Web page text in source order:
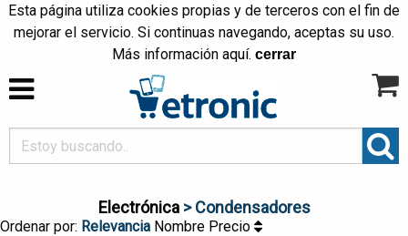
Esta página utiliza cookies propias y de terceros con el fin de
mejorar el servicio. Si continuas navegando, aceptas su uso.
Más información aquí. cerrar
Electrónica> Condensadores
Ordenar por: Relevancia Nombre Precio